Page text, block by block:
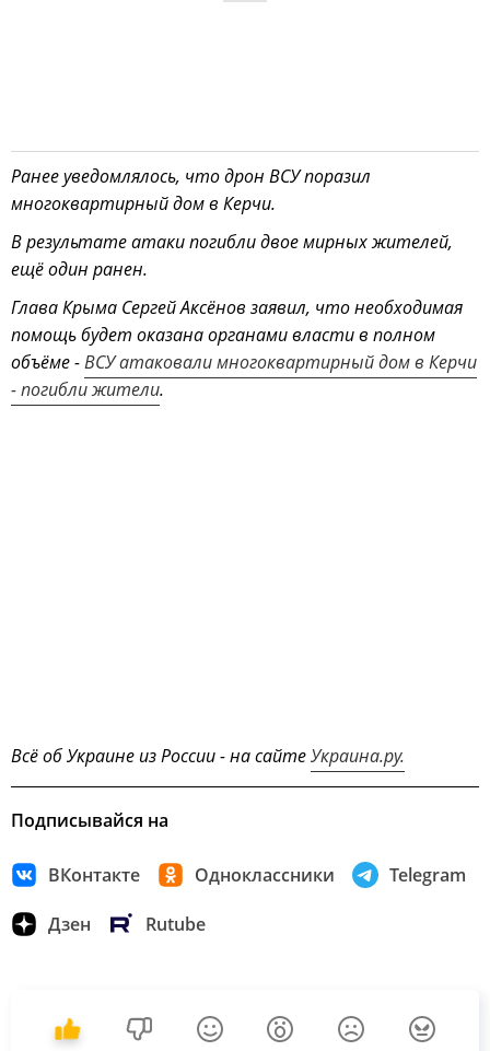
Ранее уведомлялось, что дрон ВСУ поразил
многоквартирный дом в Керчи.
В результате атаки погибли двое мирных жителей,
ещё один ранен.
Глава Крыма Сергей Аксёнов заявил, что необходимая
помощь будет оказана органами власти в полном
объёме -ВСУ атаковали многоквартирный дом в Керчи
- погибли жители.
Всё об Украине из России - на сайтеУкраина.ру.
Подписывайся на
ВКонтакте Одноклассники Telegram
Дзен Rutube